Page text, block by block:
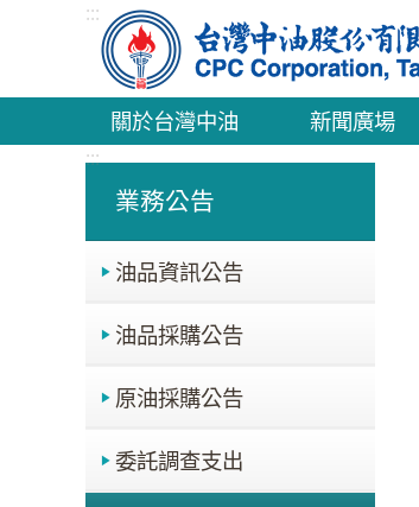
跳到主要內容區塊
:::
關於台灣中油 新聞廣場
:::
業務公告
油品資訊公告
油品採購公告
原油採購公告
委託調查支出